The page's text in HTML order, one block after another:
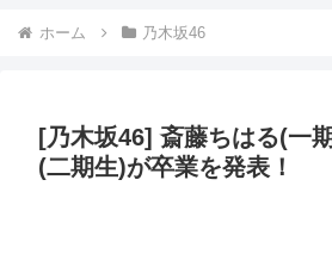
ホーム 乃木坂46
[乃木坂46] 斎藤ちはる(一
(二期生)が卒業を発表！